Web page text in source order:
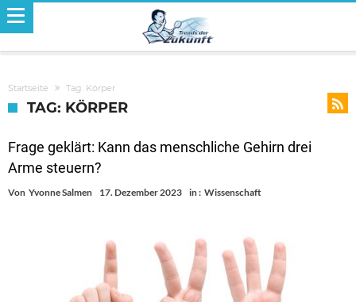
Startseite Tag: Körper
TAG: KÖRPER
Frage geklärt: Kann das menschliche Gehirn drei
Arme steuern?
Von Yvonne Salmen 17. Dezember 2023 in : Wissenschaft